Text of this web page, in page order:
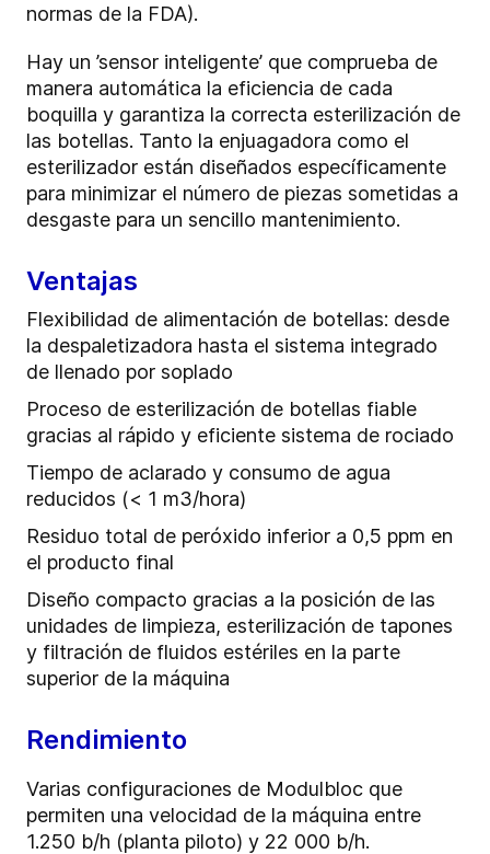
normas de la FDA).
Hay un ’sensor inteligente’ que comprueba de
manera automática la eficiencia de cada
boquilla y garantiza la correcta esterilización de
las botellas. Tanto la enjuagadora como el
esterilizador están diseñados específicamente
para minimizar el número de piezas sometidas a
desgaste para un sencillo mantenimiento.
Ventajas
Flexibilidad de alimentación de botellas: desde
la despaletizadora hasta el sistema integrado
de llenado por soplado
Proceso de esterilización de botellas fiable
gracias al rápido y eficiente sistema de rociado
Tiempo de aclarado y consumo de agua
reducidos (< 1 m3/hora)
Residuo total de peróxido inferior a 0,5 ppm en
el producto final
Diseño compacto gracias a la posición de las
unidades de limpieza, esterilización de tapones
y filtración de fluidos estériles en la parte
superior de la máquina
Rendimiento
Varias configuraciones de Modulbloc que
permiten una velocidad de la máquina entre
1.250 b/h (planta piloto) y 22 000 b/h.